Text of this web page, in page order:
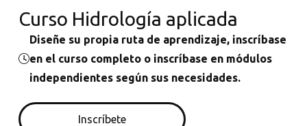
Curso Hidrología aplicada
Diseñe su propia ruta de aprendizaje, inscríbase
en el curso completo o inscríbase en módulos
independientes según sus necesidades.
Inscríbete